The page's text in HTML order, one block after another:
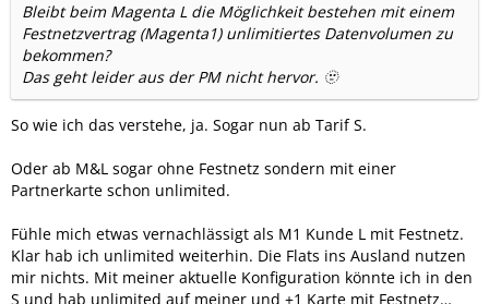
Bleibt beim Magenta L die Möglichkeit bestehen mit einem
Festnetzvertrag (Magenta1) unlimitiertes Datenvolumen zu
bekommen?
Das geht leider aus der PM nicht hervor. 🫥
So wie ich das verstehe, ja. Sogar nun ab Tarif S.
Oder ab M&L sogar ohne Festnetz sondern mit einer
Partnerkarte schon unlimited.
Fühle mich etwas vernachlässigt als M1 Kunde L mit Festnetz.
Klar hab ich unlimited weiterhin. Die Flats ins Ausland nutzen
mir nichts. Mit meiner aktuelle Konfiguration könnte ich in den
S und hab unlimited auf meiner und +1 Karte mit Festnetz…